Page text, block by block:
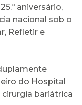
aniversário,
nacional sob o
Refletir e
do Hospital
bariátrica